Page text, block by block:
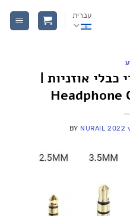
עברית
כבלי אוזניות |
Headphone
BY NURAIL